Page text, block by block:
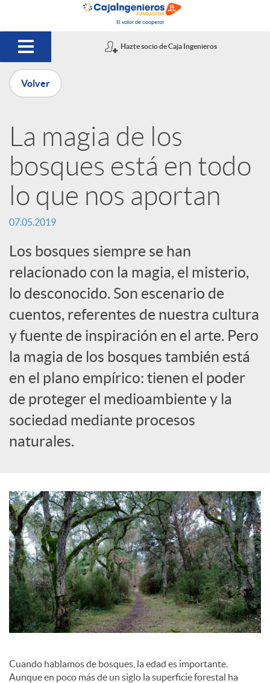
Saltar al contenido principal
Hazte socio de Caja Ingenieros
u
b
l
i
c
a
d
o
d
e
c
o
n
Volver
La magia de los
bosques está en todo
lo que nos aportan
07.05.2019
Los bosques siempre se han
relacionado con la magia, el misterio,
lo desconocido. Son escenario de
cuentos, referentes de nuestra cultura
y fuente de inspiración en el arte. Pero
la magia de los bosques también está
en el plano empírico: tienen el poder
de proteger el medioambiente y la
sociedad mediante procesos
naturales.
Cuando hablamos de bosques, la edad es importante.
Aunque en poco más de un siglo la superficie forestal ha